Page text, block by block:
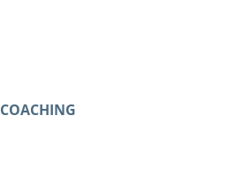
COACHING